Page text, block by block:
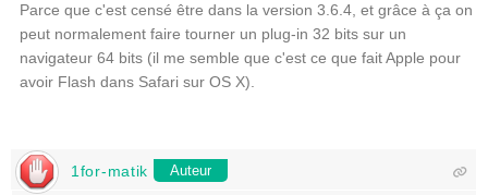
Parce que c'est censé être dans la version 3.6.4, et grâce à ça on
peut normalement faire tourner un plug-in 32 bits sur un
navigateur 64 bits (il me semble que c'est ce que fait Apple pour
avoir Flash dans Safari sur OS X).
1for-matik Auteur